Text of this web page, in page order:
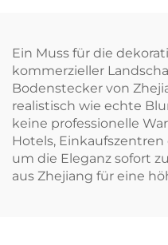
Ein Muss für die
kommerzieller
Bodenstecker von
realistisch wie echte
keine professionelle
Hotels,
um die Eleganz sofort
aus Zhejiang für eine